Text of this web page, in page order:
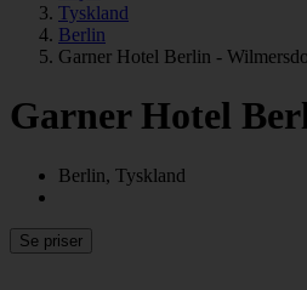
Tyskland
Berlin
Garner Hotel Berlin -
Garner Hotel
Berlin, Tyskland
Se priser